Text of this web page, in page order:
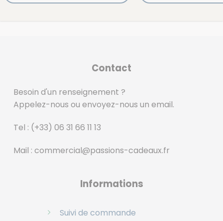
Contact
Besoin d'un renseignement ?
Appelez-nous ou envoyez-nous un email.
Tel : (+33) 06 31 66 11 13
Mail : commercial@passions-cadeaux.fr
Informations
Suivi de commande